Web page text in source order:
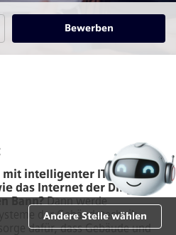
Bewerben
mit intelligenter IT machen
das Internet der Dinge
Bann?Dann werde
der Gebäudetechnik
dafür, dass Gebäude und
Andere Stelle wählen